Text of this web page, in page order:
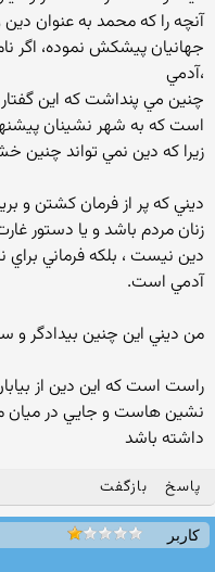
آنچه را که محمد به عنوان دين
جهانيان پيشکش نموده، اگر
،آدمي
چنين مي پنداشت که اين
است که به شهر نشينان
زيرا که دين نمي تواند چنين
ديني که پر از فرمان کشتن و
زنان مردم باشد و يا دستور
دين نيست ، بلکه فرماني
آدمي است.
من ديني اين چنين بيدادگر و
راست است که اين دين از
نشين هاست و جايي در ميان
داشته باشد
پاسخ بازگفت
کاربر